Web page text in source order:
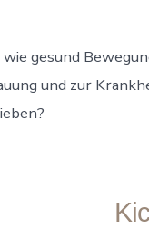
gesund
und zur